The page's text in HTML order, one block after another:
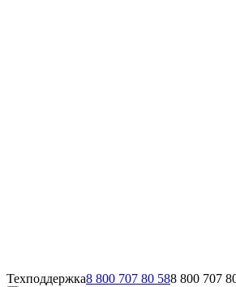
Техподдержка8 800 707 80 588 800 707